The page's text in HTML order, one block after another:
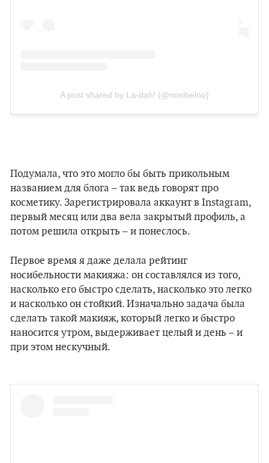
A post shared by La-dah! (@nosibelno)
Подумала, что это могло бы быть прикольным
названием для блога – так ведь говорят про
косметику. Зарегистрировала аккаунт в Instagram,
первый месяц или два вела закрытый профиль, а
потом решила открыть – и понеслось.
Первое время я даже делала рейтинг
носибельности макияжа: он составлялся из того,
насколько его быстро сделать, насколько это легко
и насколько он стойкий. Изначально задача была
сделать такой макияж, который легко и быстро
наносится утром, выдерживает целый и день – и
при этом нескучный.